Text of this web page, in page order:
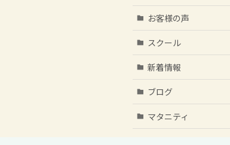
お客様の声
スクール
新着情報
ブログ
マタニティ